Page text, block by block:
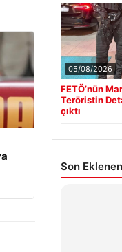
05/08/2026
FETÖ’nün
Teröristin
çıktı
Son